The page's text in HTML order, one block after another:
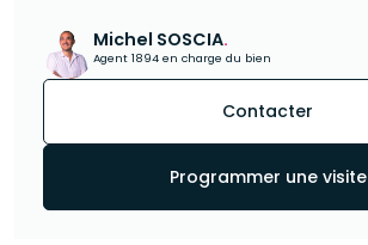
Michel SOSCIA.
Agent 1894 en charge du bien
Contacter
Programmer une visite